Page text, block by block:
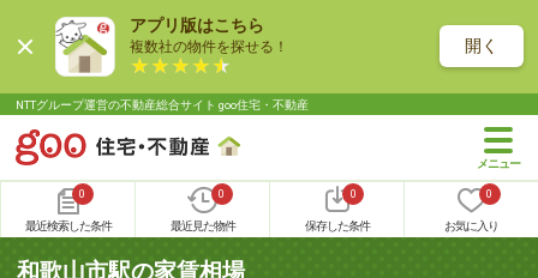
アプリ版はこちら
複数社の物件を探せる！ 開く
NTTグループ運営の不動産総合サイト goo住宅・不動産
0
最近検索した条件
0
最近見た物件
0
保存した条件
0
お気に入り
和歌山市駅の家賃相場